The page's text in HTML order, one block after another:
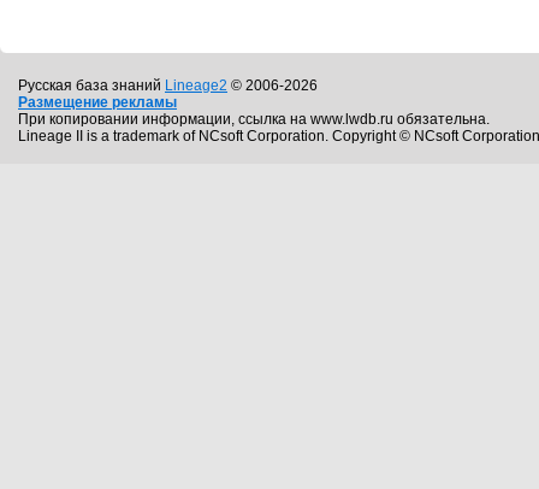
Русская база знаний Lineage2 © 2006-2026
Размещение рекламы
При копировании информации, ссылка на www.lwdb.ru обязательна.
Lineage II is a trademark of NCsoft Corporation. Copyright © NCsoft